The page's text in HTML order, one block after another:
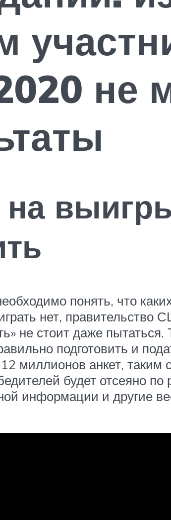
не
понять, что
нет,
не стоит даже
подготовить и
миллионов анкет, таким
будет отсеяно
информации и другие